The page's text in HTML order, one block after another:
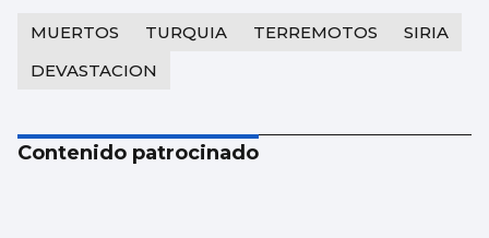
MUERTOS TURQUIA TERREMOTOS
SIRIA
DEVASTACION
Contenido patrocinado